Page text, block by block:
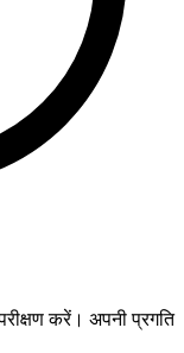
करें। अपनी प्रगति